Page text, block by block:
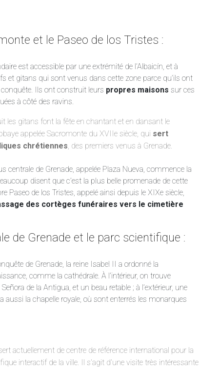
et le Paseo de los Tristes :
est accessible par une extrémité de l’Albaicín, et à
et gitans qui sont venus dans cette zone parce qu’ils ont
Ils ont construit leurs propres maisons sur ces
à côté des ravins.
les gitans font la fête en chantant et en dansant le
appelée Sacromonte du XVIIe siècle, qui sert
chrétiennes , des premiers venus à Grenade.
centrale de Grenade, appelée Plaza Nueva, commence la
disent que c’est la plus belle promenade de cette
Paseo de los Tristes, appelé ainsi depuis le XIXe siècle,
des cortèges funéraires vers le cimetière
de Grenade et le parc scientifique :
de Grenade, la reine Isabel II a ordonné la
comme la cathédrale. À l’intérieur, on trouve
de la Antigua, et un beau retable ; à l’extérieur, une
aussi la chapelle royale, où sont enterrés les monarques
actuellement de centre de référence international pour la
interactif de la ville. Il s’agit d’une visite très intéressante